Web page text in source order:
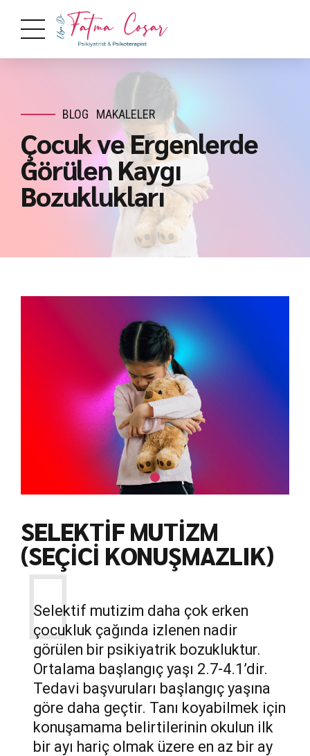
BLOG MAKALELER
Çocuk ve Ergenlerde
Görülen Kaygı
Bozuklukları
SELEKTİF MUTİZM
(SEÇİCİ KONUŞMAZLIK)
Selektif mutizim daha çok erken
çocukluk çağında izlenen nadir
görülen bir psikiyatrik bozukluktur.
Ortalama başlangıç yaşı 2.7-4.1’dir.
Tedavi başvuruları başlangıç yaşına
göre daha geçtir. Tanı koyabilmek için
konuşamama belirtilerinin okulun ilk
bir ayı hariç olmak üzere en az bir ay